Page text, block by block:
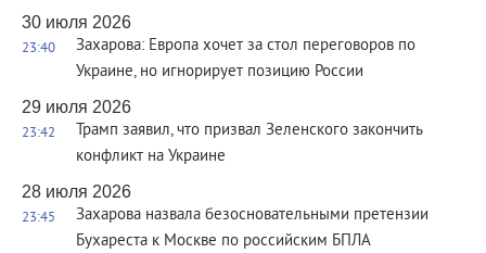
30 июля 2026
23:40
Захарова: Европа хочет за стол переговоров по
Украине, но игнорирует позицию России
29 июля 2026
23:42
Трамп заявил, что призвал Зеленского закончить
конфликт на Украине
28 июля 2026
23:45
Захарова назвала безосновательными претензии
Бухареста к Москве по российским БПЛА